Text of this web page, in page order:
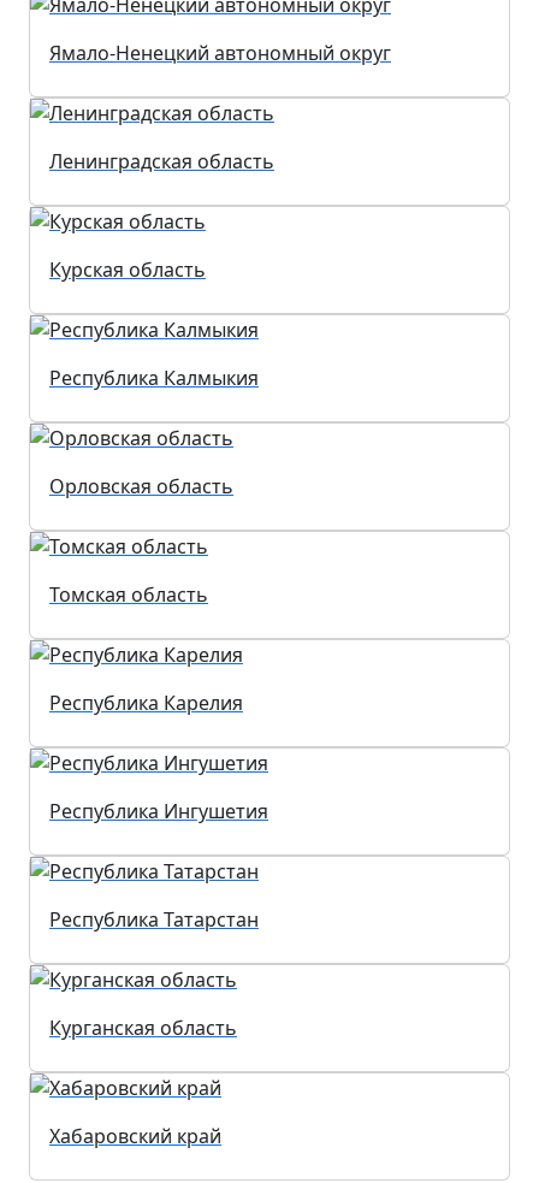
Ямало-Ненецкий автономный округ
Ленинградская область
Курская область
Республика Калмыкия
Орловская область
Томская область
Республика Карелия
Республика Ингушетия
Республика Татарстан
Курганская область
Хабаровский край